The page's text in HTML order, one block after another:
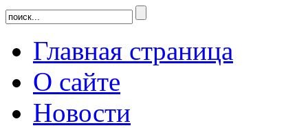
Главная страница
О сайте
Новости